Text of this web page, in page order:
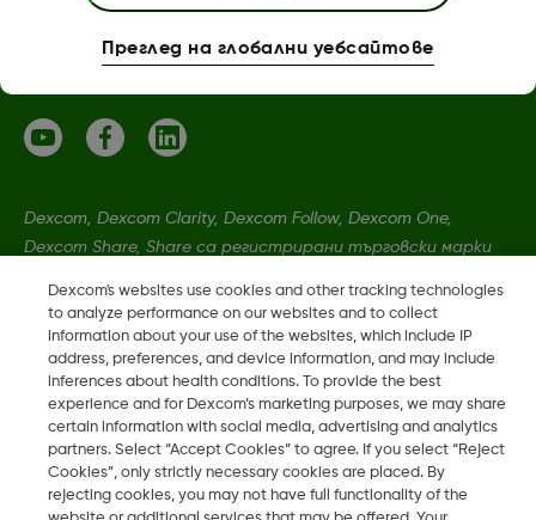
Повече информация
Dexcom, Dexcom Clarity, Dexcom Follow, Dexcom One,
Dexcom Share, Share са регистрирани търговски марки
държави.
LBL-1005511 Rev001
2026 Dexcom, Inc. Всички права запазени.
Dexcom's websites use cookies and other tracking technologies
to analyze performance on our websites and to collect
information about your use of the websites, which include IP
address, preferences, and device information, and may include
inferences about health conditions. To provide the best
experience and for Dexcom’s marketing purposes, we may share
certain information with social media, advertising and analytics
partners. Select “Accept Cookies” to agree. If you select “Reject
Cookies”, only strictly necessary cookies are placed. By
rejecting cookies, you may not have full functionality of the
Преглед на глобални уебсайтове